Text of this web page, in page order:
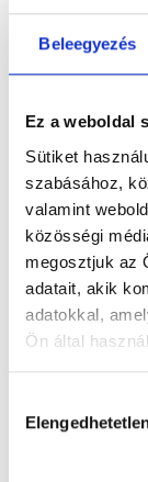
Beleegyezés
Ez a weboldal
Sütiket
szabásához,
valamint
közösségi
megosztjuk az
adatait, akik
adatokkal,
Ön által
kiválasztása
Figyelem!
A tartós
a Pécsi
hétfőtől
Tovább